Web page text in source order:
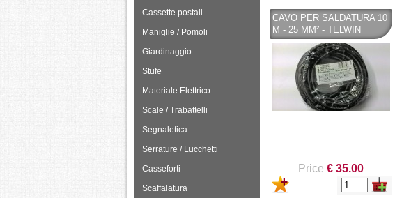
Cassette postali
Maniglie / Pomoli
Giardinaggio
Stufe
Materiale Elettrico
Scale / Trabattelli
Segnaletica
Serrature / Lucchetti
Casseforti
Scaffalatura
CAVO PER SALDATURA 10
M - 25 MM² - TELWIN
Price € 35.00